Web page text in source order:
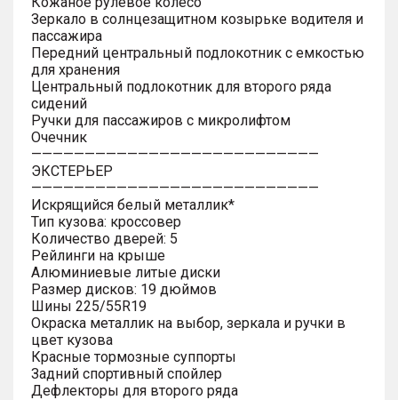
Зеркало в солнцезащитном козырьке водителя и
пассажира
Передний центральный подлокотник с емкостью
для хранения
Центральный подлокотник для второго ряда
сидений
Ручки для пассажиров с микролифтом
Очечник
———————————————————————————
ЭКСТЕРЬЕР
———————————————————————————
Искрящийся белый металлик*
Тип кузова: кроссовер
Количество дверей: 5
Рейлинги на крыше
Алюминиевые литые диски
Размер дисков: 19 дюймов
Шины 225/55R19
Окраска металлик на выбор, зеркала и ручки в
цвет кузова
Красные тормозные суппорты
Задний спортивный спойлер
Дефлекторы для второго ряда